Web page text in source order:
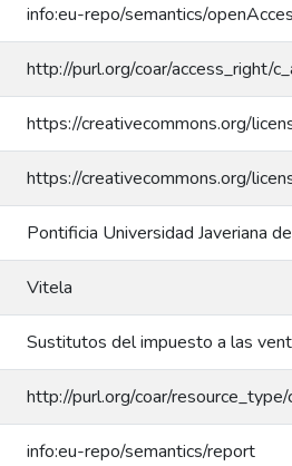
info:eu-repo/semantics/
http://purl.org/coar/access_right/
https://creativecommons.org/
https://creativecommons.org/
Pontificia Universidad Javeriana
Vitela
Sustitutos del impuesto a las
http://purl.org/coar/
info:eu-repo/semantics/report